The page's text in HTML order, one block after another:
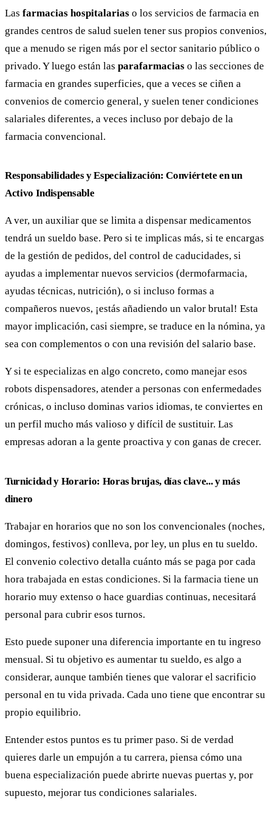
Las farmacias hospitalarias o los servicios de farmacia en
grandes centros de salud suelen tener sus propios convenios,
que a menudo se rigen más por el sector sanitario público o
privado. Y luego están las parafarmacias o las secciones de
farmacia en grandes superficies, que a veces se ciñen a
convenios de comercio general, y suelen tener condiciones
salariales diferentes, a veces incluso por debajo de la
farmacia convencional.
Responsabilidades y Especialización: Conviértete en un
Activo Indispensable
A ver, un auxiliar que se limita a dispensar medicamentos
tendrá un sueldo base. Pero si te implicas más, si te encargas
de la gestión de pedidos, del control de caducidades, si
ayudas a implementar nuevos servicios (dermofarmacia,
ayudas técnicas, nutrición), o si incluso formas a
compañeros nuevos, ¡estás añadiendo un valor brutal! Esta
mayor implicación, casi siempre, se traduce en la nómina, ya
sea con complementos o con una revisión del salario base.
Y si te especializas en algo concreto, como manejar esos
robots dispensadores, atender a personas con enfermedades
crónicas, o incluso dominas varios idiomas, te conviertes en
un perfil mucho más valioso y difícil de sustituir. Las
empresas adoran a la gente proactiva y con ganas de crecer.
Turnicidad y Horario: Horas brujas, días clave... y más
dinero
Trabajar en horarios que no son los convencionales (noches,
domingos, festivos) conlleva, por ley, un plus en tu sueldo.
El convenio colectivo detalla cuánto más se paga por cada
hora trabajada en estas condiciones. Si la farmacia tiene un
horario muy extenso o hace guardias continuas, necesitará
personal para cubrir esos turnos.
Esto puede suponer una diferencia importante en tu ingreso
mensual. Si tu objetivo es aumentar tu sueldo, es algo a
considerar, aunque también tienes que valorar el sacrificio
personal en tu vida privada. Cada uno tiene que encontrar su
propio equilibrio.
Entender estos puntos es tu primer paso. Si de verdad
quieres darle un empujón a tu carrera, piensa cómo una
buena especialización puede abrirte nuevas puertas y, por
supuesto, mejorar tus condiciones salariales.